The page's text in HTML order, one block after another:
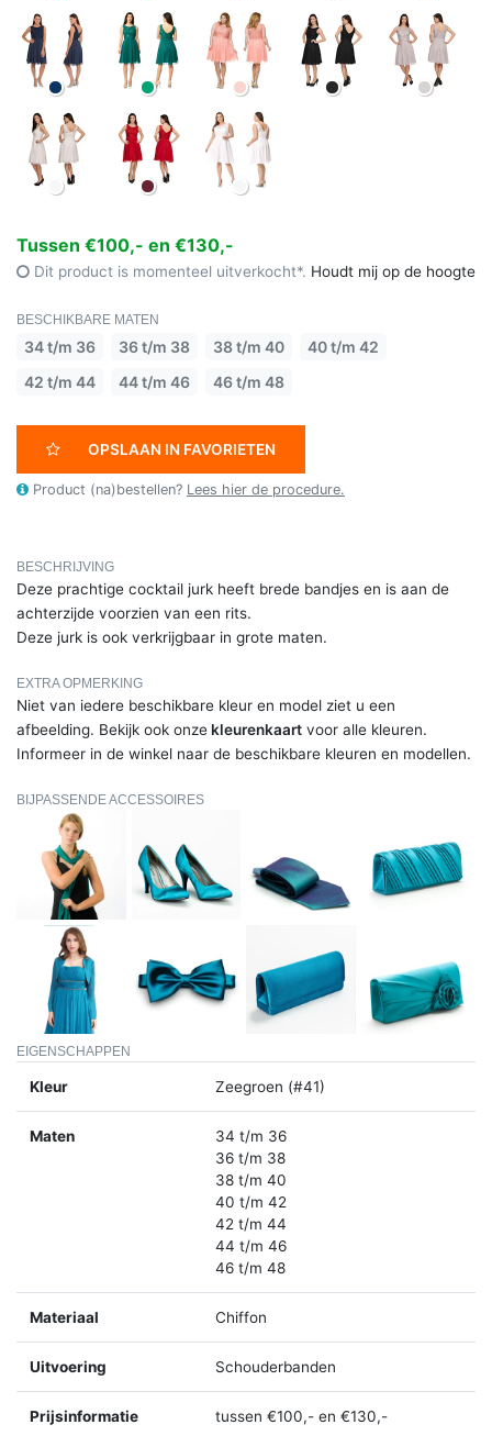
Tussen €100,- en €130,-
Dit product is momenteel uitverkocht*. Houdt mij op de hoogte
BESCHIKBARE MATEN
34 t/m 36 36 t/m 38 38 t/m 40
40 t/m 42
42 t/m 44
44 t/m 46 46 t/m 48
OPSLAAN IN FAVORIETEN
Product (na)bestellen? Lees hier de procedure.
BESCHRIJVING
Deze prachtige cocktail jurk heeft brede bandjes en is aan de
achterzijde voorzien van een rits.
Deze jurk is ook verkrijgbaar in grote maten.
EXTRA OPMERKING
Niet van iedere beschikbare kleur en model ziet u een
afbeelding. Bekijk ook onzekleurenkaart voor alle kleuren.
Informeer in de winkel naar de beschikbare kleuren en modellen.
BIJPASSENDE ACCESSOIRES
EIGENSCHAPPEN
Kleur Zeegroen (#41)
Maten
34 t/m 36
36 t/m 38
38 t/m 40
40 t/m 42
42 t/m 44
44 t/m 46
46 t/m 48
Materiaal Chiffon
Uitvoering Schouderbanden
Prijsinformatie tussen €100,- en €130,-